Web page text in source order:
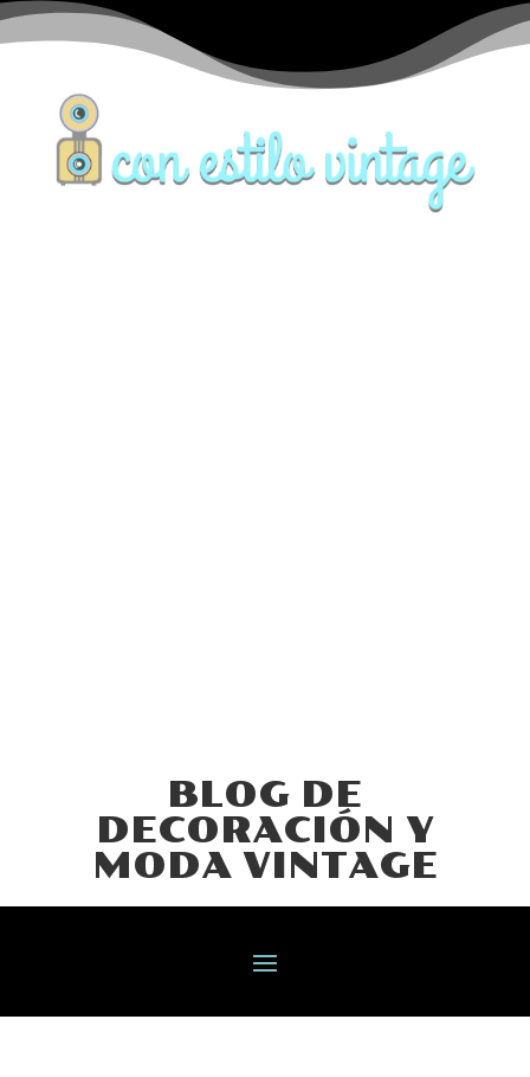
BLOG DE
DECORACIÓN Y
MODA VINTAGE